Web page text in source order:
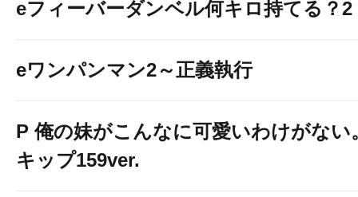
eフィーバーダンベル何キロ持てる？2
eワンパンマン2～正義執行
P 俺の妹がこんなに可愛いわけがない
キップ159ver.